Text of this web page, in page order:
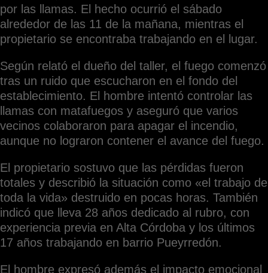
por las llamas. El hecho ocurrió el sábado
alrededor de las 11 de la mañana, mientras el
propietario se encontraba trabajando en el lugar.
Según relató el dueño del taller, el fuego comenzó
tras un ruido que escucharon en el fondo del
establecimiento. El hombre intentó controlar las
llamas con matafuegos y aseguró que varios
vecinos colaboraron para apagar el incendio,
aunque no lograron contener el avance del fuego.
El propietario sostuvo que las pérdidas fueron
totales y describió la situación como «el trabajo de
toda la vida» destruido en pocas horas. También
indicó que lleva 28 años dedicado al rubro, con
experiencia previa en Alta Córdoba y los últimos
17 años trabajando en barrio Pueyrredón.
El hombre expresó además el impacto emocional